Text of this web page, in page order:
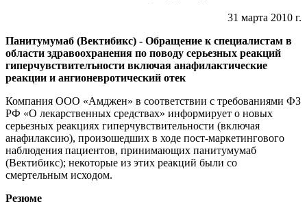
31 марта 2010 г.
Панитумумаб (Вектибикс) - Обращение к специалистам в
области здравоохранения по поводу серьезных реакций
гиперчувствителъности включая анафилактические
реакции и ангионевротический отек
Компания ООО «Амджен» в соответствии с требованиями ФЗ
РФ «О лекарственных средствах» информирует о новых
серьезных реакциях гиперчувствительности (включая
анафилаксию), произошедших в ходе пост-маркетингового
наблюдения пациентов, принимающих панитумумаб
(Вектибикс); некоторые из этих реакций были со
смертельным исходом.
Резюме